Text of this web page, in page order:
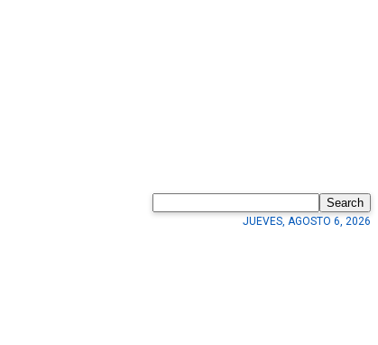
Search
JUEVES, AGOSTO 6, 2026